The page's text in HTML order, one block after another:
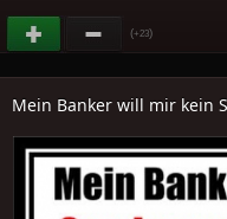
(+23)
Mein Banker will mir kein